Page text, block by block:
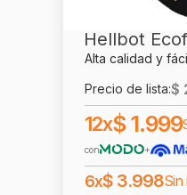
Hellbot
Alta calidad y
Precio de lista:$
12x$1.999
con +
6x$ 3.998Sin